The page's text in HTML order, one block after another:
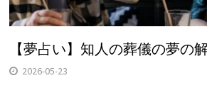
【夢占い】知人の葬儀の夢の
2026-05-23